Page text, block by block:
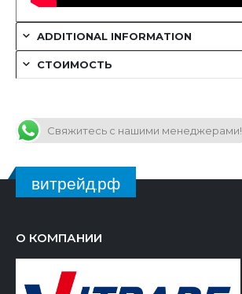
ADDITIONAL INFORMATION
СТОИМОСТЬ
Свяжитесь с нашими менеджерами!
витрейд.рф
О КОМПАНИИ